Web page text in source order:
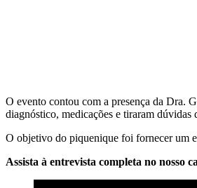
O evento contou com a presença da Dra.
diagnóstico, medicações e tiraram dúvidas
O objetivo do piquenique foi fornecer um
Assista à entrevista completa no nosso